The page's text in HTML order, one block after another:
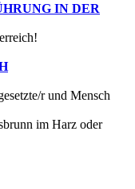
IN DER
r und Mensch
im Harz oder